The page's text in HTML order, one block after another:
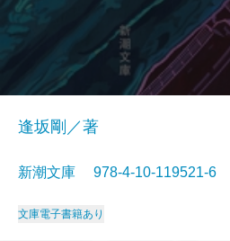
逢坂剛／著
新潮文庫 978-4-10-119521-
文庫電子書籍あり